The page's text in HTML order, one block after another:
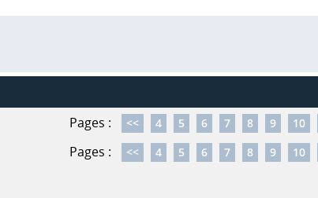
Pages : << 4 5 6 7 8 9 10
Pages : << 4 5 6 7 8 9 10